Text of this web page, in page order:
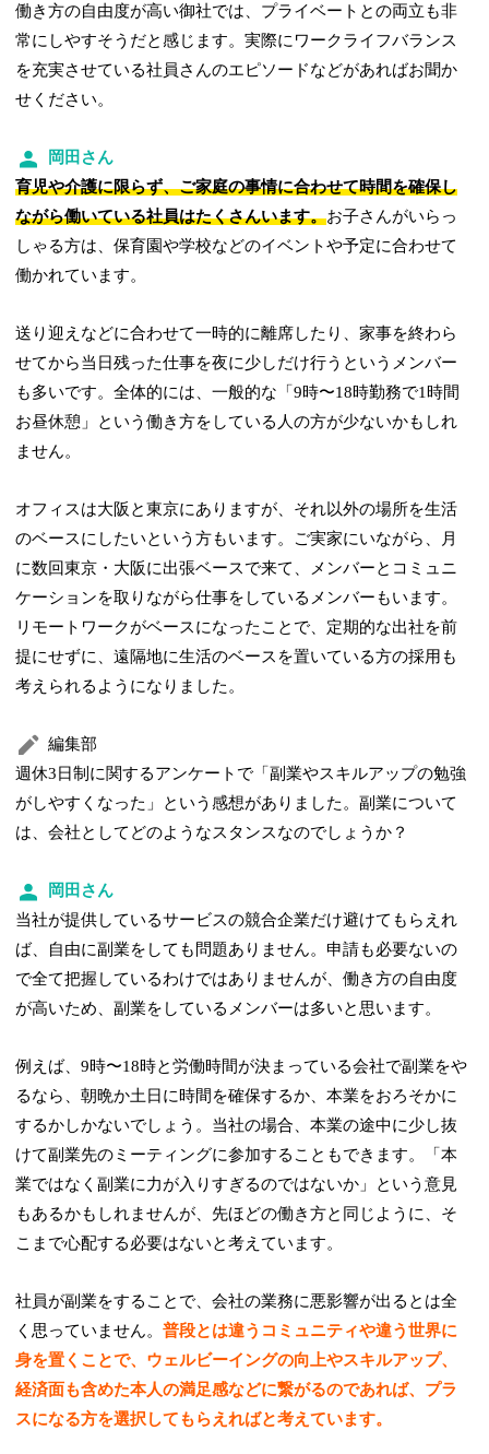
働き方の自由度が高い御社では、プライベートとの両立も非
常にしやすそうだと感じます。実際にワークライフバランス
を充実させている社員さんのエピソードなどがあればお聞か
せください。
岡田さん
育児や介護に限らず、ご家庭の事情に合わせて時間を確保し
ながら働いている社員はたくさんいます。お子さんがいらっ
しゃる方は、保育園や学校などのイベントや予定に合わせて
働かれています。
送り迎えなどに合わせて一時的に離席したり、家事を終わら
せてから当日残った仕事を夜に少しだけ行うというメンバー
も多いです。全体的には、一般的な「9時〜18時勤務で1時間
お昼休憩」という働き方をしている人の方が少ないかもしれ
ません。
オフィスは大阪と東京にありますが、それ以外の場所を生活
のベースにしたいという方もいます。ご実家にいながら、月
に数回東京・大阪に出張ベースで来て、メンバーとコミュニ
ケーションを取りながら仕事をしているメンバーもいます。
リモートワークがベースになったことで、定期的な出社を前
提にせずに、遠隔地に生活のベースを置いている方の採用も
考えられるようになりました。
編集部
週休3日制に関するアンケートで「副業やスキルアップの勉強
がしやすくなった」という感想がありました。副業について
は、会社としてどのようなスタンスなのでしょうか？
岡田さん
当社が提供しているサービスの競合企業だけ避けてもらえれ
ば、自由に副業をしても問題ありません。申請も必要ないの
で全て把握しているわけではありませんが、働き方の自由度
が高いため、副業をしているメンバーは多いと思います。
例えば、9時〜18時と労働時間が決まっている会社で副業をや
るなら、朝晩か土日に時間を確保するか、本業をおろそかに
するかしかないでしょう。当社の場合、本業の途中に少し抜
けて副業先のミーティングに参加することもできます。「本
業ではなく副業に力が入りすぎるのではないか」という意見
もあるかもしれませんが、先ほどの働き方と同じように、そ
こまで心配する必要はないと考えています。
社員が副業をすることで、会社の業務に悪影響が出るとは全
く思っていません。普段とは違うコミュニティや違う世界に
身を置くことで、ウェルビーイングの向上やスキルアップ、
経済面も含めた本人の満足感などに繋がるのであれば、プラ
スになる方を選択してもらえればと考えています。